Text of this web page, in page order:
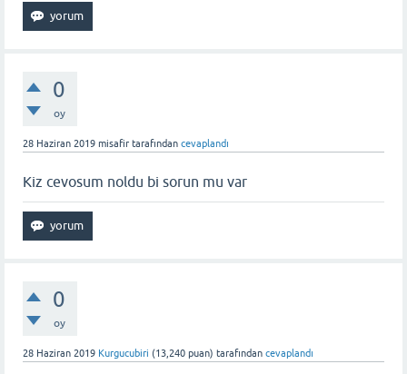
0
oy
28 Haziran 2019 misafir tarafından cevaplandı
Kiz cevosum noldu bi sorun mu var
0
oy
28 Haziran 2019 Kurgucubiri (13,240 puan) tarafından cevaplandı